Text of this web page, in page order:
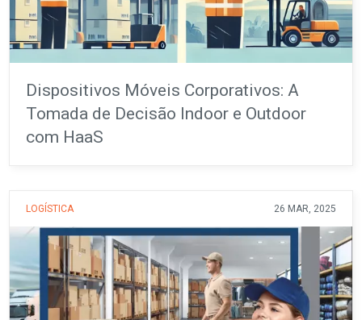
Dispositivos Móveis Corporativos: A
Tomada de Decisão Indoor e Outdoor
com HaaS
LOGÍSTICA 26 MAR, 2025